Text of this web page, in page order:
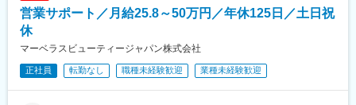
営業サポート／月給25.8～50万円／年休125日／土日祝
休
マーベラスビューティージャパン株式会社
正社員 転勤なし 職種未経験歓迎 業種未経験歓迎